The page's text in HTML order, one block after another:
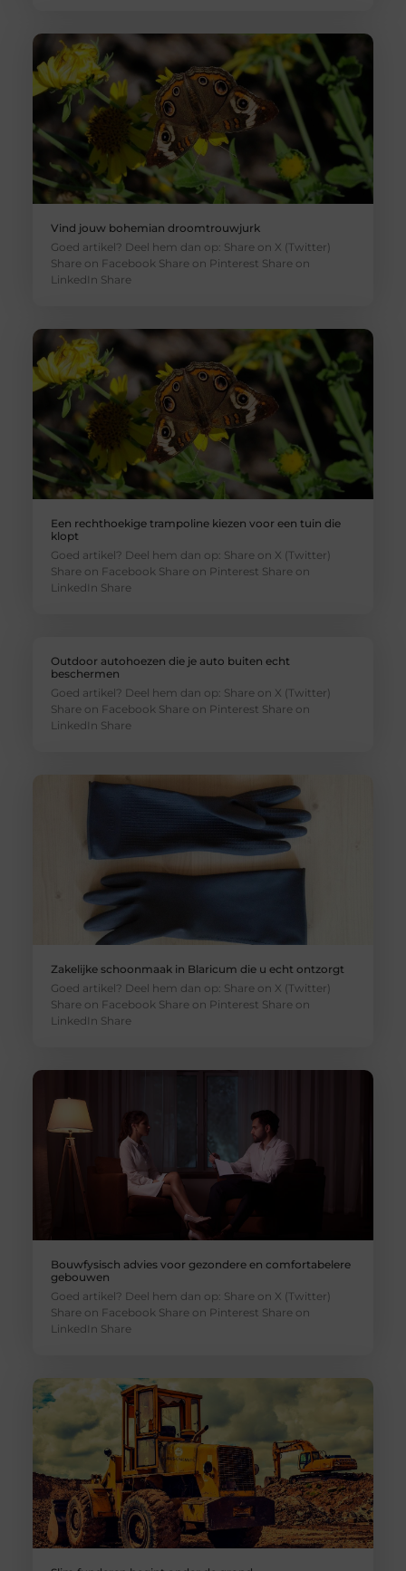
Vind jouw bohemian droomtrouwjurk
Goed artikel? Deel hem dan op: Share on X (Twitter)
Share on Facebook Share on Pinterest Share on
LinkedIn Share
Een rechthoekige trampoline kiezen voor een tuin die
klopt
Goed artikel? Deel hem dan op: Share on X (Twitter)
Share on Facebook Share on Pinterest Share on
LinkedIn Share
Outdoor autohoezen die je auto buiten echt
beschermen
Goed artikel? Deel hem dan op: Share on X (Twitter)
Share on Facebook Share on Pinterest Share on
LinkedIn Share
Zakelijke schoonmaak in Blaricum die u echt ontzorgt
Goed artikel? Deel hem dan op: Share on X (Twitter)
Share on Facebook Share on Pinterest Share on
LinkedIn Share
Bouwfysisch advies voor gezondere en comfortabelere
gebouwen
Goed artikel? Deel hem dan op: Share on X (Twitter)
Share on Facebook Share on Pinterest Share on
LinkedIn Share